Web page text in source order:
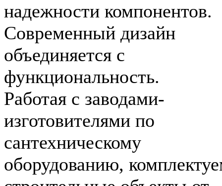
надежности компонентов.
Современный дизайн
объединяется с
функциональность.
Работая с заводами-
изготовителями по
сантехническому
оборудованию,